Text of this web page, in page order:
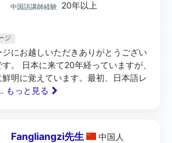
中国語講師経験
20年以上
ジ
にお越しいただきありがとうござい
。 日本に来て20年経っていますが、
明に覚えています。最初、日本語レ
もっと見る
Fangliangzi先生 中国 人